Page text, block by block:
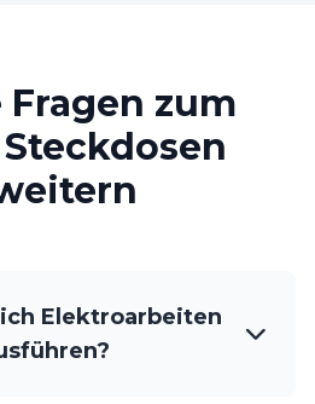
Fragen zum
Elektroarbeiten